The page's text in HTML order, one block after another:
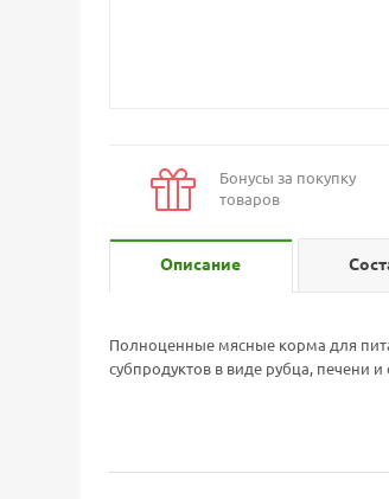
Бонусы за покупку
товаров
Описание
Полноценные мясные корма для
субпродуктов в виде рубца, печени